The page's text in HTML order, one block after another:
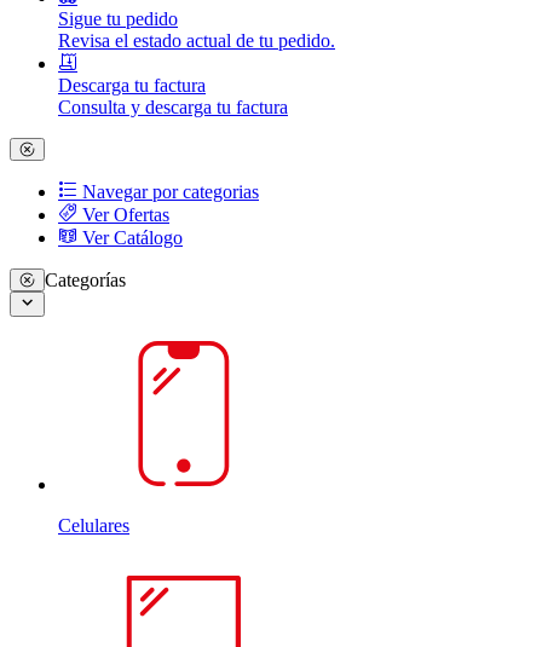
Sigue tu pedido
Revisa el estado actual de tu pedido.
Descarga tu factura
Consulta y descarga tu factura
Navegar por categorias
Ver Ofertas
Ver Catálogo
Categorías
Celulares